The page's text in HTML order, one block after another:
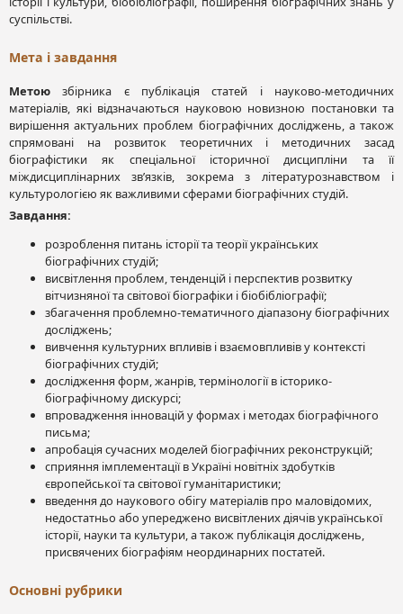
суспільстві.
Мета і завдання
Метою збірника є публікація статей і науково-методичних
матеріалів, які відзначаються науковою новизною постановки та
вирішення актуальних проблем біографічних досліджень, а також
спрямовані на розвиток теоретичних і методичних засад
біографістики як спеціальної історичної дисципліни та її
міждисциплінарних зв’язків, зокрема з літературознавством і
культурологією як важливими сферами біографічних студій.
Завдання:
розроблення питань історії та теорії українських
біографічних студій;
висвітлення проблем, тенденцій і перспектив розвитку
вітчизняної та світової біографіки і біобібліографії;
збагачення проблемно-тематичного діапазону біографічних
досліджень;
вивчення культурних впливів і взаємовпливів у контексті
біографічних студій;
дослідження форм, жанрів, термінології в історико-
біографічному дискурсі;
впровадження інновацій у формах і методах біографічного
письма;
апробація сучасних моделей біографічних реконструкцій;
сприяння імплементації в Україні новітніх здобутків
європейської та світової гуманітаристики;
введення до наукового обігу матеріалів про маловідомих,
недостатньо або упереджено висвітлених діячів української
історії, науки та культури, а також публікація досліджень,
присвячених біографіям неординарних постатей.
Основні рубрики